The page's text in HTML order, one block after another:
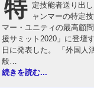
特
定技能者送り出
ャンマーの特定
マー・ユニティの最高顧
援サミット2020」に登壇
日に発表した。 「外国人
般…
続きを読む...